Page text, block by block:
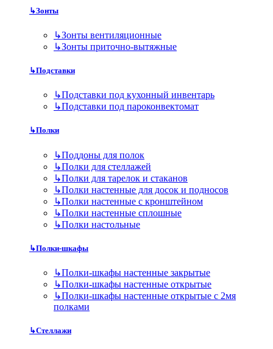
↳Зонты
↳Зонты вентиляционные
↳Зонты приточно-вытяжные
↳Подставки
↳Подставки под кухонный инвентарь
↳Подставки под пароконвектомат
↳Полки
↳Поддоны для полок
↳Полки для стеллажей
↳Полки для тарелок и стаканов
↳Полки настенные для досок и подносов
↳Полки настенные с кронштейном
↳Полки настенные сплошные
↳Полки настольные
↳Полки-шкафы
↳Полки-шкафы настенные закрытые
↳Полки-шкафы настенные открытые
↳Полки-шкафы настенные открытые с 2мя
полками
↳Стеллажи